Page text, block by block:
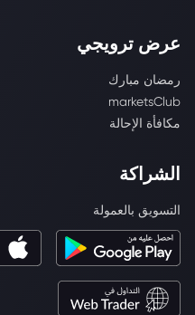
عرض ترويجي
رمضان مبارك
marketsClub
مكافأة الإحالة
الشراكة
التسويق بالعمولة